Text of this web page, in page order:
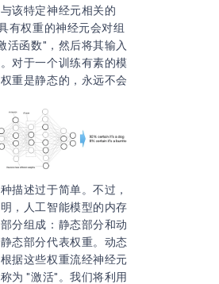
该特定神经元相关的
有权重的神经元会对组
活函数"，然后将其输入
对于一个训练有素的模
重是静态的，永远不会
描述过于简单。不过，
，人工智能模型的内存
分组成：静态部分和动
态部分代表权重。动态
据这些权重流经神经元
为 "激活"。我们将利用